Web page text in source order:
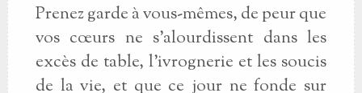
Prenez garde à vous-mêmes, de peur que
vos cœurs ne s'alourdissent dans les
excès de table, l'ivrognerie et les soucis
de la vie, et que ce jour ne fonde sur